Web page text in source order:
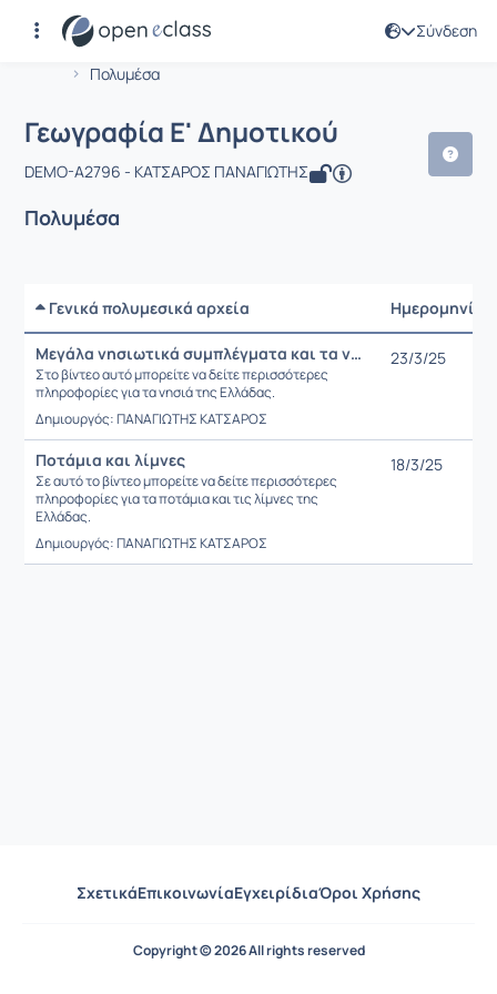
Σύνδεση
Αρχική Σελίδα
Πολυμέσα
Μάθημα : Γεωγραφία Ε' Δημοτικού
Γεωγραφία Ε' Δημοτικού
DEMO-A2796 - ΚΑΤΣΑΡΟΣ ΠΑΝΑΓΙΩΤΗΣ
Πολυμέσα
Γενικά πολυμεσικά αρχεία Ημερομηνία
Μεγάλα νησιωτικά συμπλέγματα και τα νησιά της Ελλάδας
Στο βίντεο αυτό μπορείτε να δείτε περισσότερες
πληροφορίες για τα νησιά της Ελλάδας.
Δημιουργός: ΠΑΝΑΓΙΩΤΗΣ ΚΑΤΣΑΡΟΣ
23/3/25
Ποτάμια και λίμνες
Σε αυτό το βίντεο μπορείτε να δείτε περισσότερες
πληροφορίες για τα ποτάμια και τις λίμνες της
Ελλάδας.
Δημιουργός: ΠΑΝΑΓΙΩΤΗΣ ΚΑΤΣΑΡΟΣ
18/3/25
ΣχετικάΕπικοινωνίαΕγχειρίδιαΌροι Χρήσης
Copyright © 2026 All rights reserved